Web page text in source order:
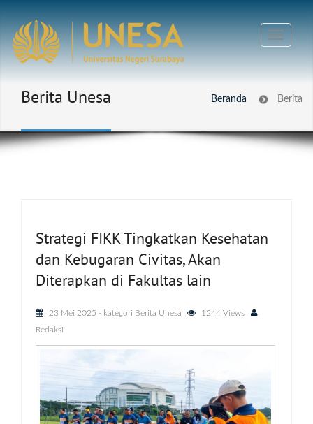
Berita Unesa Beranda Berita
Strategi FIKK Tingkatkan Kesehatan
dan Kebugaran Civitas, Akan
Diterapkan di Fakultas lain
23 Mei 2025 - kategori Berita Unesa
1244 Views
Redaksi